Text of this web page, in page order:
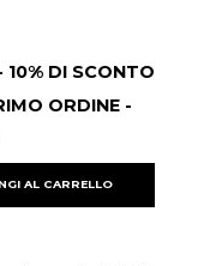
10% DI SCONTO
ORDINE -
AL CARRELLO